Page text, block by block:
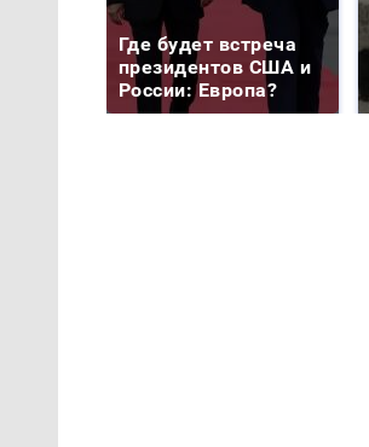
Где будет встреча
президентов США и
России: Европа?